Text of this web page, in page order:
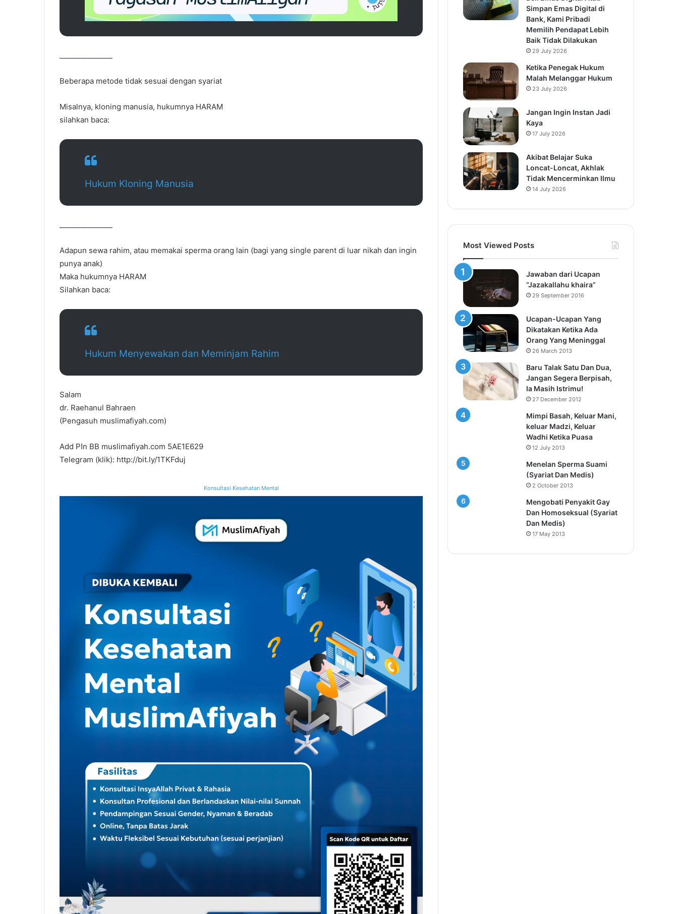
Beberapa metode tidak sesuai dengan syariat
Misalnya, kloning manusia, hukumnya HARAM
silahkan baca:
Hukum Kloning Manusia
Adapun sewa rahim, atau memakai sperma orang lain (bagi yang single parent di luar nikah dan ingin
punya anak)
Maka hukumnya HARAM
Silahkan baca:
Hukum Menyewakan dan Meminjam Rahim
Salam
dr. Raehanul Bahraen
(Pengasuh muslimafiyah.com)
Add Pاn BB muslimafiyah.com 5AE1E629
Telegram (klik): http://bit.ly/1TKFduj
Konsultasi Kesehatan Mental
Simpan Emas Digital di
Bank, Kami Pribadi
Memilih Pendapat Lebih
Baik Tidak Dilakukan
29 July 2026
Ketika Penegak Hukum
Malah Melanggar Hukum
23 July 2026
Jangan Ingin Instan Jadi
Kaya
17 July 2026
Akibat Belajar Suka
Loncat-Loncat, Akhlak
Tidak Mencerminkan Ilmu
14 July 2026
Most Viewed Posts
Jawaban dari Ucapan
“Jazakallahu khaira”
29 September 2016
Ucapan-Ucapan Yang
Dikatakan Ketika Ada
Orang Yang Meninggal
26 March 2013
Baru Talak Satu Dan Dua,
Jangan Segera Berpisah,
Ia Masih Istrimu!
27 December 2012
Mimpi Basah, Keluar Mani,
keluar Madzi, Keluar
Wadhi Ketika Puasa
12 July 2013
Menelan Sperma Suami
(Syariat Dan Medis)
2 October 2013
Mengobati Penyakit Gay
Dan Homoseksual (Syariat
Dan Medis)
17 May 2013